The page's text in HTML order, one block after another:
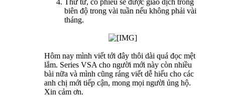
Thứ tư, cổ phiếu sẽ được giao dịch trong
biên độ trong vài tuần nếu không phải vài
tháng.
Hôm nay mình viết tới đây thôi dài quá đọc mệt
lắm. Series VSA cho người mới này còn nhiều
bài nữa và mình cũng ráng viết dễ hiểu cho các
anh chị mới tiếp cận, mong mọi người ủng hộ.
Xin cảm ơn.